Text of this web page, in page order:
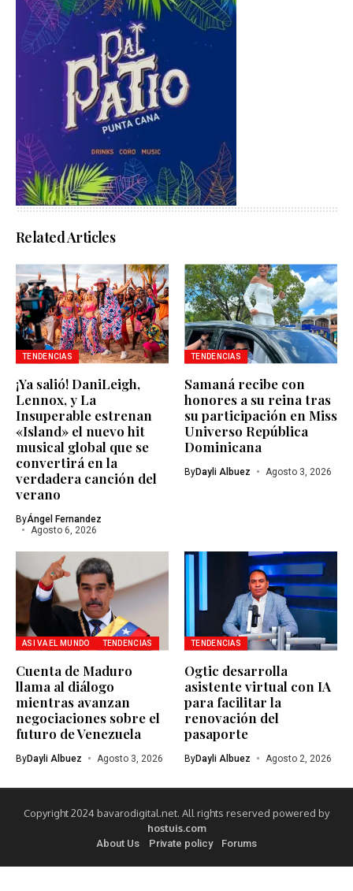
Related Articles
TENDENCIAS
¡Ya salió! DaniLeigh,
Lennox, y La
Insuperable estrenan
«Island» el nuevo hit
musical global que se
convertirá en la
verdadera canción del
verano
ByÁngel Fernandez
Agosto 6, 2026
TENDENCIAS
Samaná recibe con
honores a su reina tras
su participación en Miss
Universo República
Dominicana
ByDayli Albuez Agosto 3, 2026
ASI VA EL MUNDO TENDENCIAS
Cuenta de Maduro
llama al diálogo
mientras avanzan
negociaciones sobre el
futuro de Venezuela
ByDayli Albuez Agosto 3, 2026
TENDENCIAS
Ogtic desarrolla
asistente virtual con IA
para facilitar la
renovación del
pasaporte
ByDayli Albuez Agosto 2, 2026
Copyright 2024 bavarodigital.net. All rights reserved powered by
hostuis.com
About Us Private policy Forums